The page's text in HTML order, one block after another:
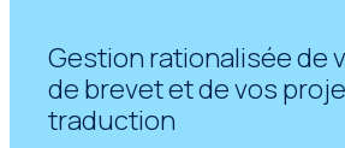
Gestion rationalisée de
de brevet et de vos
traduction